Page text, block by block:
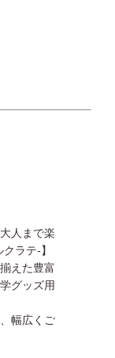
人まで楽
ラテ-】
えた豊富
グッズ用
幅広くご